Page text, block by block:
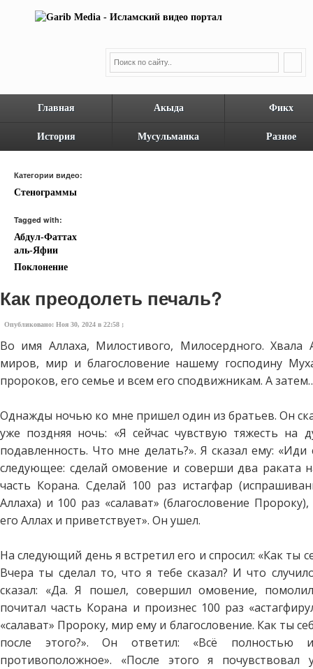
Главная Акыда Фикх
История Мусульманка Разное
Категории видео:
Стенограммы
Tagged with:
Абдул-Фаттах
аль-Яфии
Поклонение
Как преодолеть печаль?
Опубликовано: Ноя 30, 2024 в 22:58 ;
Во имя Аллаха, Милостивого, Милосердного. Хвала
миров, мир и благословение нашему господину
пророков, его семье и всем его сподвижникам. А
Однажды ночью ко мне пришел один из братьев. Он
уже поздняя ночь: «Я сейчас чувствую тяжесть на
подавленность. Что мне делать?». Я сказал ему: «Иди
следующее: сделай омовение и соверши два раката
часть Корана. Сделай 100 раз истагфар
Аллаха) и 100 раз «салават» (благословение
его Аллах и приветствует». Он ушел.
На следующий день я встретил его и спросил: «Как ты
Вчера ты сделал то, что я тебе сказал? И что
сказал: «Да. Я пошел, совершил омовение,
почитал часть Корана и произнес 100 раз
«салават» Пророку, мир ему и благословение. Как ты
после этого?». Он ответил: «Всё полностью
противоположное». «После этого я почувствовал